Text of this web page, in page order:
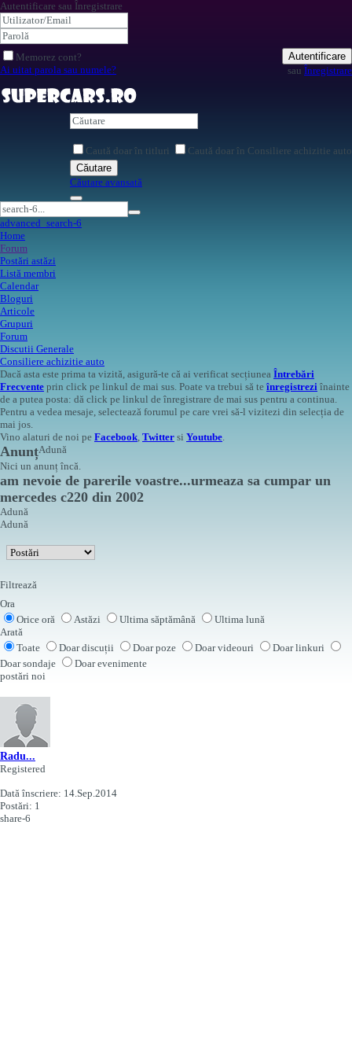
Autentificare sau Înregistrare
Memorez cont?
Autentificare
Ai uitat parola sau numele?
sau Înregistrare
Caută doar în titluri
Caută doar în Consiliere achizitie auto
Căutare
Căutare avansată
advanced_search-6
Home
Forum
Postări astăzi
Listă membri
Calendar
Bloguri
Articole
Grupuri
Forum
Discutii Generale
Consiliere achizitie auto
Dacă asta este prima ta vizită, asigură-te că ai verificat secțiunea Întrebări
Frecvente prin click pe linkul de mai sus. Poate va trebui să te înregistrezi înainte
de a putea posta: dă click pe linkul de înregistrare de mai sus pentru a continua.
Pentru a vedea mesaje, selectează forumul pe care vrei să-l vizitezi din selecția de
mai jos.
Vino alaturi de noi pe Facebook, Twitter si Youtube.
AnunțAdună
Nici un anunț încă.
am nevoie de parerile voastre...urmeaza sa cumpar un
mercedes c220 din 2002
Adună
Adună
Filtrează
Ora
Orice oră
Astăzi Ultima săptămână
Ultima lună
Arată
Toate
Doar discuții Doar poze Doar videouri
Doar linkuri
Doar sondaje
Doar evenimente
postări noi
Radu...
Registered
Dată înscriere: 14.Sep.2014
Postări: 1
share-6